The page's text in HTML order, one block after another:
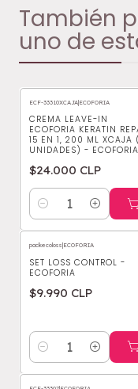
También
uno de
ECF-33310XCAJA|ECOFORIA
CREMA LEAVE-IN
ECOFORIA KERATIN
15 EN 1, 200 ML XCAJA
UNIDADES) - ECOFORIA
$24.000 CLP
Cantidad
packecoloss|ECOFORIA
SET LOSS CONTROL -
ECOFORIA
$9.990 CLP
Cantidad